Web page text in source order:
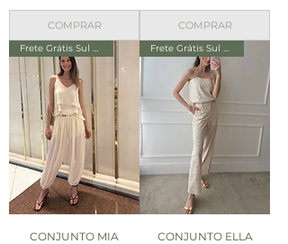
COMPRAR COMPRAR
Frete Grátis Sul e Sudeste
CONJUNTO MIA
Frete Grátis Sul e Sudeste
CONJUNTO ELLA